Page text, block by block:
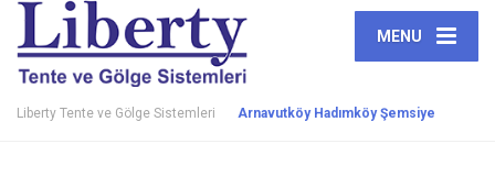
MENU
Liberty Tente ve Gölge Sistemleri Arnavutköy Hadımköy Şemsiye